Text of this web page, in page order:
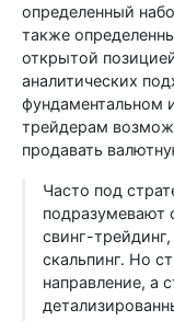
определенный
также
открытой
аналитических
фундаментальном
трейдерам
продавать
Часто под
подразумевают
свинг-
скальпинг. Но
направление, а